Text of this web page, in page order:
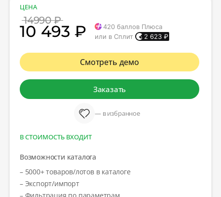
ЦЕНА
14990 ₽
10 493 ₽ 420баллов Плюса
или в Сплит
2 623₽
Смотреть демо
Заказать
— в избранное
В СТОИМОСТЬ ВХОДИТ
Возможности каталога
– 5000+ товаров/лотов в каталоге
– Экспорт/импорт